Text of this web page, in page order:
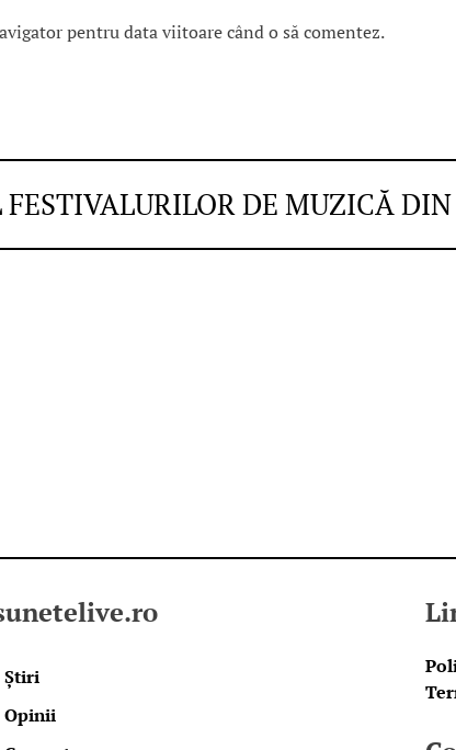
pentru data viitoare când o să comentez.
DE MUZICĂ
Știri
Opinii